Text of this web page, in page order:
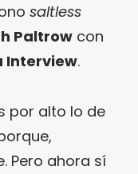
saltless
Paltrow con
Interview.
por alto lo de
Pero ahora sí